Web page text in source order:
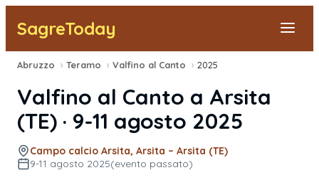
SagreToday
Segnala una sagra
Tutte le Sagre
Vicino a Me
Abruzzo › Teramo › Valfino al Canto › 2025
Valfino al Canto a Arsita
(TE) · 9-11 agosto 2025
Campo calcio Arsita, Arsita – Arsita (TE)
9-11 agosto 2025(evento passato)